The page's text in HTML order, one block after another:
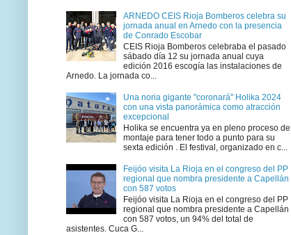
ARNEDO CEIS Rioja Bomberos celebra su
jornada anual en Arnedo con la presencia
de Conrado Escobar
CEIS Rioja Bomberos celebraba el pasado
sábado día 12 su jornada anual cuya
edición 2016 escogía las instalaciones de
Arnedo. La jornada co...
Una noria gigante "coronará" Holika 2024
con una vista panorámica como atracción
excepcional
Holika se encuentra ya en pleno proceso de
montaje para tener todo a punto para su
sexta edición . El festival, organizado en c...
Feijóo visita La Rioja en el congreso del PP
regional que nombra presidente a Capellán
con 587 votos
Feijóo visita La Rioja en el congreso del PP
regional que nombra presidente a Capellán
con 587 votos, un 94% del total de
asistentes. Cuca G...